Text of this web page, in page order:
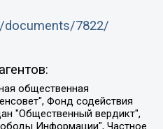
documents/7822/
Иван Юрьевич, Скворцова Елена Сергеевна, Общество с ограниченной ответственностью "Как бы инагент", Кочетков Игорь Викторович, Общество с ограниченной ответственностью "Честные выборы", Еланчик Олег Александрович, Общество с ограниченной ответственностью "Нобелевский призыв", Гималова Регина Эмилевна, Григорьев Андрей Валерьевич, Григорьева Алина Александровна, Ассоциация по содействию защите прав призывников, альтернативнослужащих и военнослужащих "Правозащитная группа "Гражданин.Армия.Право", Хисамова Регина Фаритовна, Автономная некоммерческая организация по реализации социально-правовых программ "Лилит", Дальневосточное общественное движение "Маяк", Санкт-Петербургская ЛГБТ-инициативная группа "Выход", Инициативная группа ЛГБТ+ "Реверс", Алексеев Андрей Викторович, Бекбулатова Таисия Львовна, Беляев Иван Михайлович, Владыкина Елена Сергеевна, Гельман Марат Александрович, Никульшина Вероника Юрьевна, Толоконникова Надежда Андреевна, Шендерович Виктор Анатольевич, Общество с ограниченной ответственностью "Данное сообщение", Общество с ограниченной ответственностью Издательский дом "Новая глава", Айнбиндер Александра Александровна, Московский комьюнити-центр для ЛГБТ+инициатив, Благотворительный фонд развития филантропии, Deutsche Welle (Германия, Kurt-Schumacher-Strasse 3, 53113 Bonn), Борзунова Мария Михайловна, Воробьев Виктор Викторович, Голубева Анна Львовна, Константинова Алла Михайловна, Малкова Ирина Владимировна, Мурадов Мурад Абдулгалимович, Осетинская Елизавета Николаевна, Понасенков Евгений Николаевич, Ганапольский Матвей Юрьевич, Киселев Евгений Алексеевич, Борухович Ирина Григорьевна, Дремин Иван Тимофеевич, Дубровский Дмитрий Викторович, Красноярская региональная общественная организация поддержки и развития альтернативных образовательных технологий и межкультурных коммуникаций "ИНТЕРРА", Маяковская Екатерина Алексеевна, Фейгин Марк Захарович, Филимонов Андрей Викторович, Дзугкоева Регина Николаевна, Доброхотов Роман Александрович, Дудь Юрий Александрович, Елкин Сергей Владимирович, Кругликов Кирилл Игоревич, Сабунаева Мария Леонидовна, Семенов Алексей Владимирович, Шаинян Карен Багратович, Шульман Екатерина Михайловна, Асафьев Артур Валерьевич, Вахштайн Виктор Семенович, Венедиктов Алексей Алексеевич, Лушникова Екатерина Евгеньевна, Волков Леонид Михайлович, Невзоров Александр Глебович, Пархоменко Сергей Борисович, Сироткин Ярослав Николаевич, Кара-Мурза Владимир Владимирович, Баранова Наталья Владимировна, Гозман Леонид Яковлевич, Кагарлицкий Борис Юльевич, Климарев Михаил Валерьевич, Милов Владимир Станиславович, Автономная некоммерческая организация Краснодарский центр современного искусства "Типография", Моргенштерн Алишер Тагирович, Соболь Любовь Эдуардовна, Общество с ограниченной ответственностью "ЛИЗА НОРМ", Каспаров Гарри Кимович, Ходорковский Михаил Борисович, Общество с ограниченной ответственностью "Апрельские тезисы", Данилович Ирина Брониславовна, Кашин Олег Владимирович, Петров Николай Владимирович, Пивоваров Алексей Владимирович, Соколов Михаил Владимирович, Цветкова Юлия Владимировна, Чичваркин Евгений Александрович, Комитет против пыток/Команда против пыток, Общество с ограниченной ответственностью "Первый научный", Общество с ограниченной ответственностью "Вертолет и ко", Белоцерковская Вероника Борисовна, Кац Максим Евгеньевич, Лазарева Татьяна Юрьевна, Шаведдинов Руслан Табризович, Яшин Илья Валерьевич, Общество с ограниченной ответственностью "Иноагент ААВ", Алешковский Дмитрий Петрович, Альбац Евгения Марковна, Быков Дмитрий Львович, Галямина Юлия Евгеньевна, Лойко Сергей Леонидович, Мартынов Кирилл Константинович, Медведев Сергей Александрович, Крашенинников Федор Геннадиевич, Гордеева Катерина Вл